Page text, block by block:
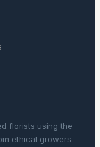
florists using the
ethical growers